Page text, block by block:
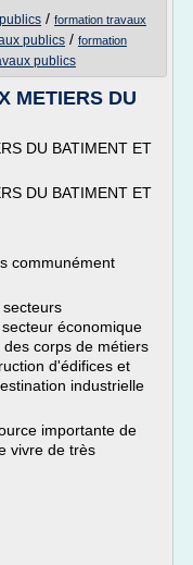
/ formation travaux
publics / formation
publics
METIERS DU
DU BATIMENT ET
DU BATIMENT ET
communément
économique
corps de métiers
d'édifices et
industrielle
importante de
vivre de très